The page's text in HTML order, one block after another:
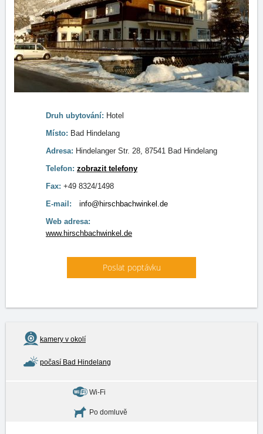
Druh ubytování: Hotel
Místo: Bad Hindelang
Adresa: Hindelanger Str. 28, 87541 Bad Hindelang
Telefon: zobrazit telefony
Fax: +49 8324/1498
E-mail:
info@hirschbachwinkel.de
Web adresa:
www.hirschbachwinkel.de
Poslat poptávku
kamery v okolí
počasí Bad Hindelang
Wi-Fi
Po domluvě